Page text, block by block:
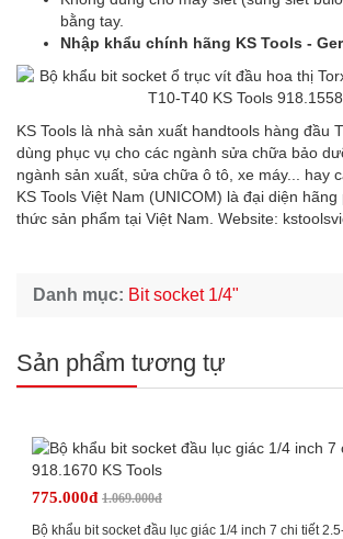
bằng tay.
Nhập khẩu chính hãng KS Tools -
KS Tools là nhà sản xuất handtools hàng đầu
dùng phục vụ cho các ngành sửa chữa bảo
ngành sản xuất, sửa chữa ô tô, xe máy... hay
KS Tools Việt Nam (UNICOM) là đại diện
thức sản phẩm tại Việt Nam. Website:
Danh mục: Bit socket 1/4"
Sản phẩm tương tự
775.000đ 1.069.000đ
Bộ khẩu bit socket đầu lục giác 1/4 inch 7 chi tiết